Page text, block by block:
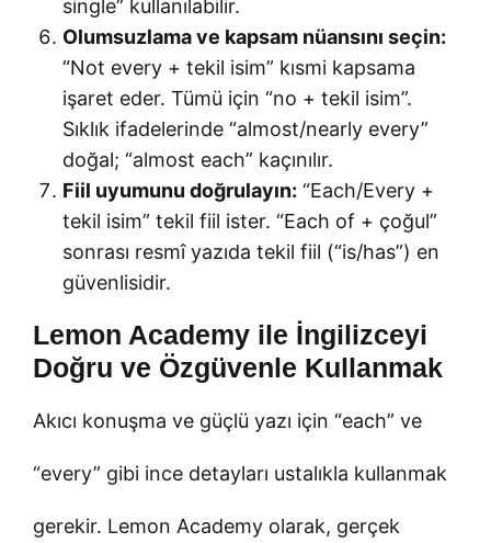
single” kullanılabilir.
Olumsuzlama ve kapsam nüansını seçin:
“Not every + tekil isim” kısmi kapsama
işaret eder. Tümü için “no + tekil isim”.
Sıklık ifadelerinde “almost/nearly every”
doğal; “almost each” kaçınılır.
Fiil uyumunu doğrulayın: “Each/Every +
tekil isim” tekil fiil ister. “Each of + çoğul”
sonrası resmî yazıda tekil fiil (“is/has”) en
güvenlisidir.
Lemon Academy ile İngilizceyi
Doğru ve Özgüvenle Kullanmak
Akıcı konuşma ve güçlü yazı için “each” ve
“every” gibi ince detayları ustalıkla kullanmak
gerekir. Lemon Academy olarak, gerçek